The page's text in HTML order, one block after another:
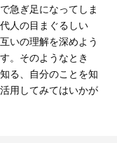
急ぎ足になってしま
人の目まぐるしい
いの理解を深めよう
。そのようなとき
る、自分のことを知
用してみてはいかが